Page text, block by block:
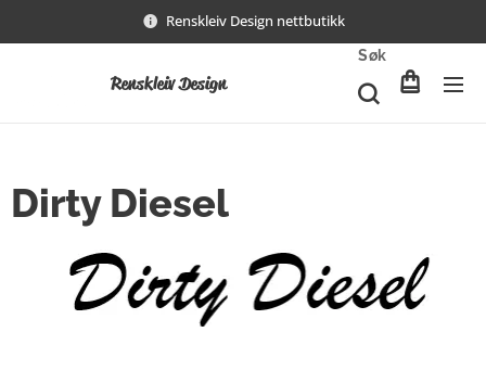
Renskleiv Design nettbutikk
Renskleiv Design
Søk
Dirty Diesel